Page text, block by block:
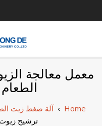
معمل معالجة
Home
›آلة ضغط زيت
ترشيح زيوت